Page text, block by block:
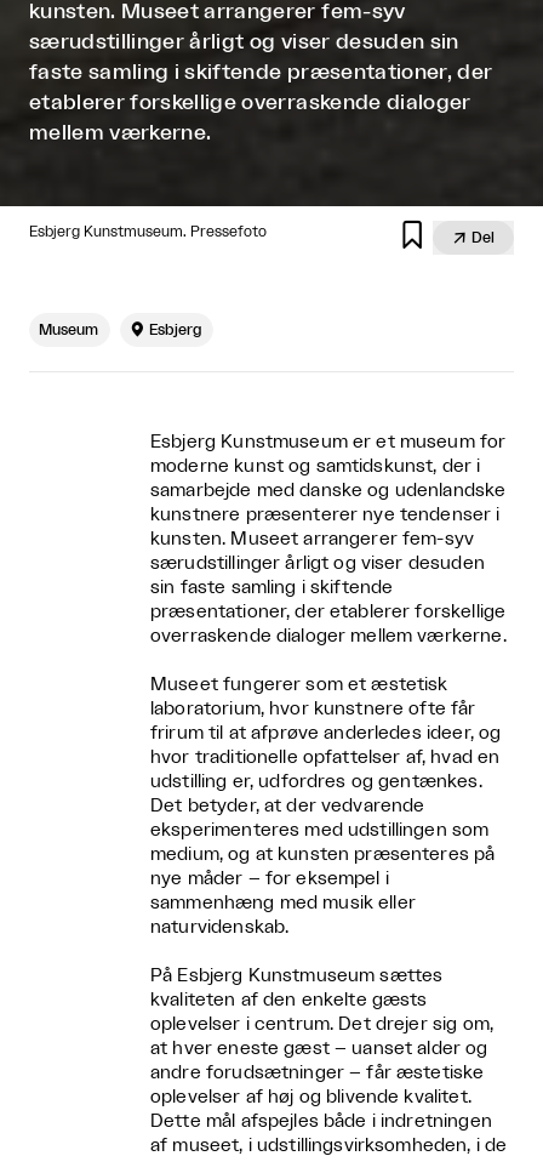
kunsten. Museet arrangerer fem-syv
særudstillinger årligt og viser desuden sin
faste samling i skiftende præsentationer, der
etablerer forskellige overraskende dialoger
mellem værkerne.
Esbjerg Kunstmuseum. Pressefoto   Del
Museum  Esbjerg
Esbjerg Kunstmuseum er et museum for
moderne kunst og samtidskunst, der i
samarbejde med danske og udenlandske
kunstnere præsenterer nye tendenser i
kunsten. Museet arrangerer fem-syv
særudstillinger årligt og viser desuden
sin faste samling i skiftende
præsentationer, der etablerer forskellige
overraskende dialoger mellem værkerne.
Museet fungerer som et æstetisk
laboratorium, hvor kunstnere ofte får
frirum til at afprøve anderledes ideer, og
hvor traditionelle opfattelser af, hvad en
udstilling er, udfordres og gentænkes.
Det betyder, at der vedvarende
eksperimenteres med udstillingen som
medium, og at kunsten præsenteres på
nye måder – for eksempel i
sammenhæng med musik eller
naturvidenskab.
På Esbjerg Kunstmuseum sættes
kvaliteten af den enkelte gæsts
oplevelser i centrum. Det drejer sig om,
at hver eneste gæst – uanset alder og
andre forudsætninger – får æstetiske
oplevelser af høj og blivende kvalitet.
Dette mål afspejles både i indretningen
af museet, i udstillingsvirksomheden, i de